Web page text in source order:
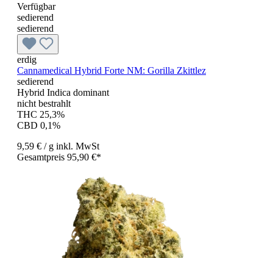
Verfügbar
sedierend
sedierend
erdig
Cannamedical Hybrid Forte NM: Gorilla Zkittlez
sedierend
Hybrid Indica dominant
nicht bestrahlt
THC 25,3%
CBD 0,1%
9,59 € / g inkl. MwSt
Gesamtpreis 95,90 €*